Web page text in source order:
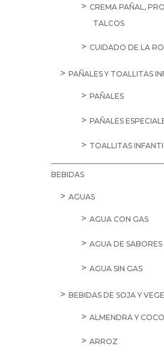
CREMA PAÑAL,
TALCOS
CUIDADO DE LA
PAÑALES Y TOALLITAS
PAÑALES
PAÑALES
TOALLITAS
BEBIDAS
AGUAS
AGUA CON GAS
AGUA DE SABORES
AGUA SIN GAS
BEBIDAS DE SOJA Y
ALMENDRA Y COCO
ARROZ